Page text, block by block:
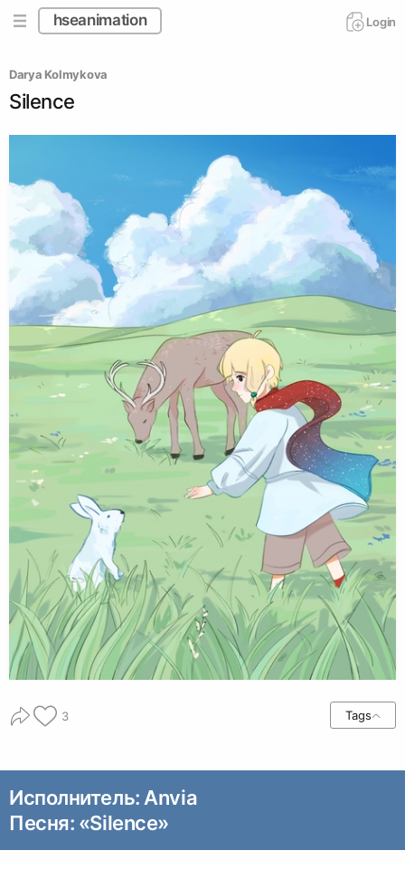
hseanimation Login
Darya Kolmykova
Silence
3 Tags
Исполнитель: Anvia
Песня: «Silence»